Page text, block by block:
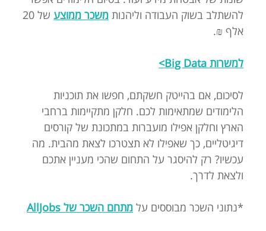
להשתלב בשוק העבודה וליהנות משכר ממוצע
של 20
אלף ₪.
למשרות Big Data>
לסיכום, אם בהייטק חשקתם, חפשו את תוכניות
הלימודים שמתאימות לכם. חלקן מתקיימות ברחבי
הארץ וחלקן אפילו מועברות במתכונת של קורסים
דיגיטליים, כך שאפילו לא תצטרכו לצאת מהבית. מה
עכשיו? רק להיסגר על התחום שהכי מעניין אתכם
ולצאת לדרך.
*נתוני השכר מבוססים על מתחם השכר של AllJobs